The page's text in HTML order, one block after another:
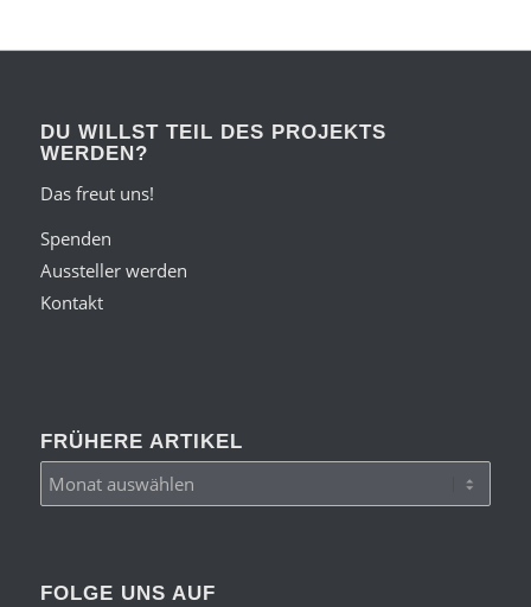
DU WILLST TEIL DES PROJEKTS
WERDEN?
Das freut uns!
Spenden
Aussteller werden
Kontakt
FRÜHERE ARTIKEL
FOLGE UNS AUF